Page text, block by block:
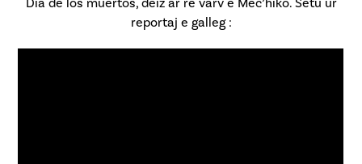
reportaj e galleg :